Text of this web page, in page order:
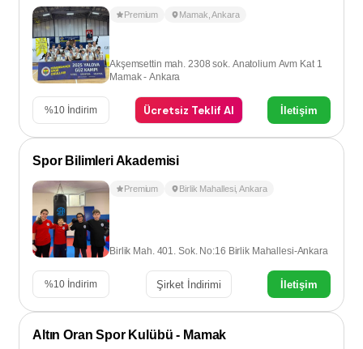
Premium Mamak ,Ankara
Akşemsettin mah. 2308 sok. Anatolium Avm Kat 1
Mamak - Ankara
%10 İndirim Ücretsiz Teklif Al İletişim
Spor Bilimleri Akademisi
Premium Birlik Mahallesi,Ankara
Birlik Mah. 401. Sok. No:16 Birlik Mahallesi-Ankara
%10 İndirim Şirket İndirimi İletişim
Altın Oran Spor Kulübü - Mamak